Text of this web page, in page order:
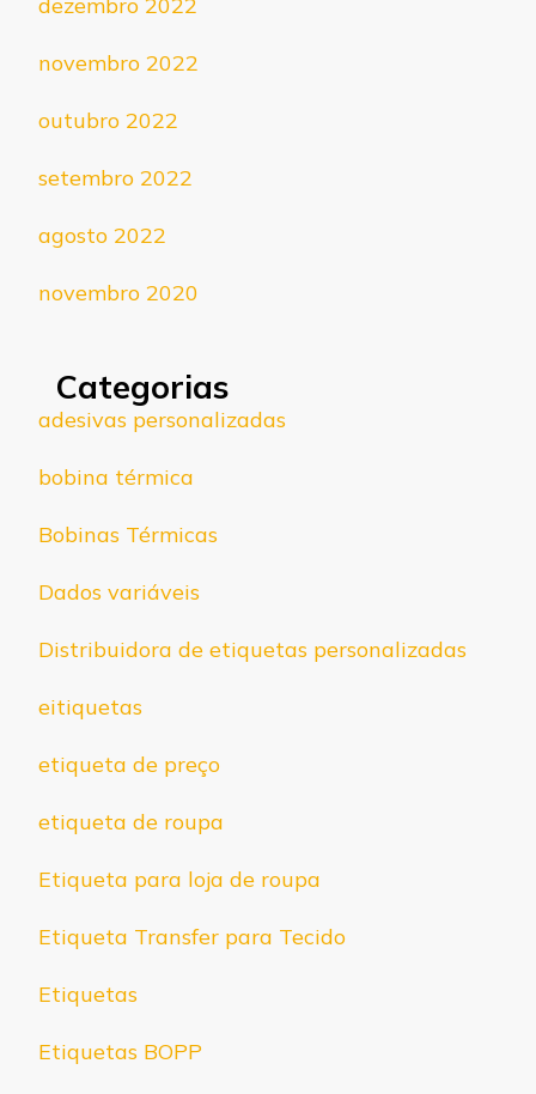
dezembro 2022
novembro 2022
outubro 2022
setembro 2022
agosto 2022
novembro 2020
Categorias
adesivas personalizadas
bobina térmica
Bobinas Térmicas
Dados variáveis
Distribuidora de etiquetas personalizadas
eitiquetas
etiqueta de preço
etiqueta de roupa
Etiqueta para loja de roupa
Etiqueta Transfer para Tecido
Etiquetas
Etiquetas BOPP